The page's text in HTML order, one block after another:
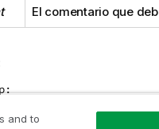
El comentario que
* inline [
and to